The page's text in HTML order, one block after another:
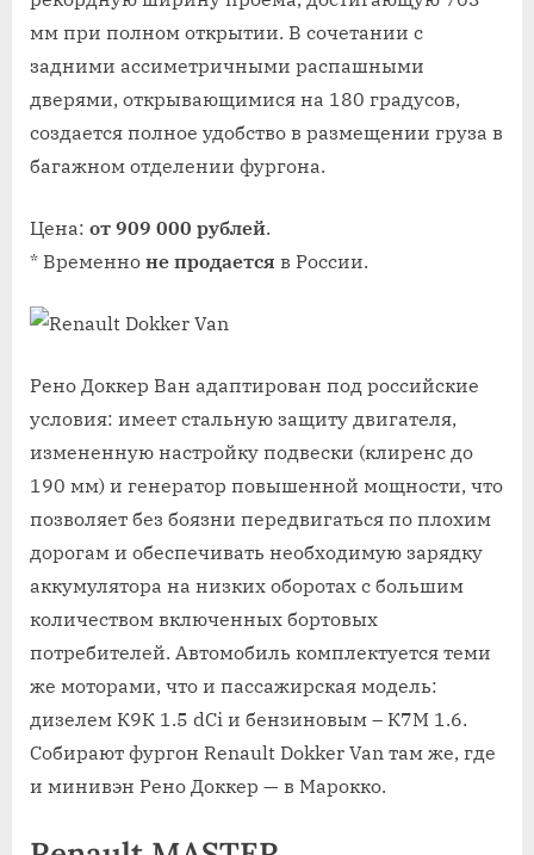
мм при полном открытии. В сочетании с
задними ассиметричными распашными
дверями, открывающимися на 180 градусов,
создается полное удобство в размещении груза в
багажном отделении фургона.
Цена: от 909 000 рублей.
* Временно не продается в России.
Рено Доккер Ван адаптирован под российские
условия: имеет стальную защиту двигателя,
измененную настройку подвески (клиренс до
190 мм) и генератор повышенной мощности, что
позволяет без боязни передвигаться по плохим
дорогам и обеспечивать необходимую зарядку
аккумулятора на низких оборотах с большим
количеством включенных бортовых
потребителей. Автомобиль комплектуется теми
же моторами, что и пассажирская модель:
дизелем К9К 1.5 dCi и бензиновым – К7М 1.6.
Собирают фургон Renault Dokker Van там же, где
и минивэн Рено Доккер — в Марокко.